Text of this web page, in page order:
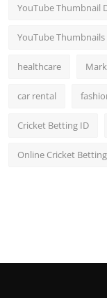
YouTube Thumbnail
YouTube Thumbnails
healthcare
car rental
Cricket Betting ID
Online Cricket